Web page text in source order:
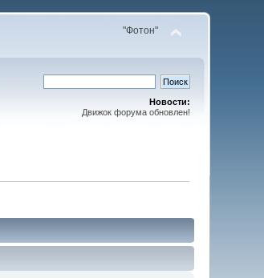
"Фотон"
Новости:
Движок форума обновлен!